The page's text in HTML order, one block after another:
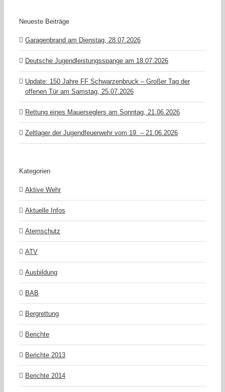
Neueste Beiträge
Garagenbrand am Dienstag, 28.07.2026
Deutsche Jugendleistungsspange am 18.07.2026
Update: 150 Jahre FF Schwarzenbruck – Großer Tag der
offenen Tür am Samstag, 25.07.2026
Rettung eines Mauerseglers am Sonntag, 21.06.2026
Zeltlager der Jugendfeuerwehr vom 19. – 21.06.2026
Kategorien
Aktive Wehr
Aktuelle Infos
Atemschutz
ATV
Ausbildung
BAB
Bergrettung
Berichte
Berichte 2013
Berichte 2014